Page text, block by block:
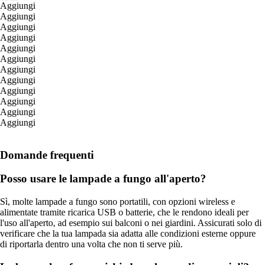
Aggiungi
Aggiungi
Aggiungi
Aggiungi
Aggiungi
Aggiungi
Aggiungi
Aggiungi
Aggiungi
Aggiungi
Aggiungi
Aggiungi
Domande frequenti
Posso usare le lampade a fungo all'aperto?
Sì, molte lampade a fungo sono portatili, con opzioni wireless e
alimentate tramite ricarica USB o batterie, che le rendono ideali per
l'uso all'aperto, ad esempio sui balconi o nei giardini. Assicurati solo di
verificare che la tua lampada sia adatta alle condizioni esterne oppure
di riportarla dentro una volta che non ti serve più.